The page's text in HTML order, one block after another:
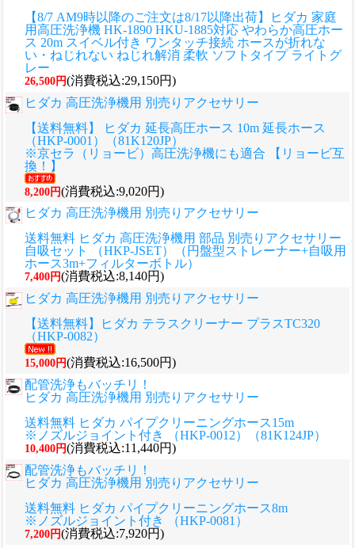
【8/7 AM9時以降のご注文は8/17以降出荷】ヒダカ 家庭
用高圧洗浄機 HK-1890 HKU-1885対応 やわらか高圧ホー
ス 20m スイベル付き ワンタッチ接続 ホースが折れな
い・ねじれない ねじれ解消 柔軟 ソフトタイプ ライトグ
レー
26,500円(消費税込:29,150円)
ヒダカ 高圧洗浄機用 別売りアクセサリー
【送料無料】 ヒダカ 延長高圧ホース 10m 延長ホース
（HKP-0001）（81K120JP）
※京セラ（リョービ）高圧洗浄機にも適合 【リョービ互
換！】
8,200円(消費税込:9,020円)
ヒダカ 高圧洗浄機用 別売りアクセサリー
送料無料 ヒダカ 高圧洗浄機用 部品 別売りアクセサリー
自吸セット （HKP-JSET）（円盤型ストレーナー+自吸用
ホース3m+フィルターボトル）
7,400円(消費税込:8,140円)
ヒダカ 高圧洗浄機用 別売りアクセサリー
【送料無料】ヒダカ テラスクリーナー プラスTC320
（HKP-0082）
15,000円(消費税込:16,500円)
配管洗浄もバッチリ！
ヒダカ 高圧洗浄機用 別売りアクセサリー
送料無料 ヒダカ パイプクリーニングホース15m
※ノズルジョイント付き （HKP-0012）（81K124JP）
10,400円(消費税込:11,440円)
配管洗浄もバッチリ！
ヒダカ 高圧洗浄機用 別売りアクセサリー
送料無料 ヒダカ パイプクリーニングホース8m
※ノズルジョイント付き （HKP-0081）
7,200円(消費税込:7,920円)